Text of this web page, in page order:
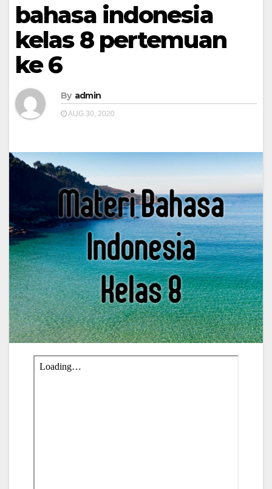
bahasa indonesia
kelas 8 pertemuan
ke 6
By admin
AUG 30, 2020